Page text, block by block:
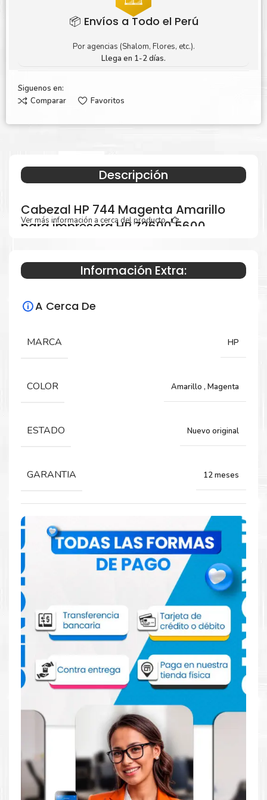
📦 Envíos a Todo el Perú
Por agencias (Shalom, Flores, etc.).
Llega en 1-2 días.
Siguenos en:
Comparar
Favoritos
Descripción
Cabezal HP 744 Magenta Amarillo
para impresora HP Z2600 5600
Especificaciones Técnicas
Para impresoras:
Z2600, Z5600.
Comprar Cabezal HP 744 Magenta
Amarillo para impresora HP Z2600 5600
Aprovecha nuestra experiencia y atención para adquirir tus
productos. Tenemos promociones todos los días. Escríbenos o
visítanos hoy para encontrar la solución perfecta para tu
impresoraHP, como laCabezal HP 744 Magenta Amarillo para
impresoras Z2600, Z5600.
Dónde comprar Cabezal para impresora
HP Z2600 5600 en Lima o para provincia
Tienda autorizada por HP. Descubre la mejor manera de
Ver más información a cerca del producto...
Información Extra:
A Cerca De
MARCA HP
COLOR Amarillo , Magenta
ESTADO Nuevo original
GARANTIA 12 meses